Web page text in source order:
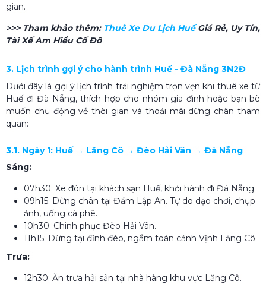
gian.
>>> Tham khảo thêm: Thuê Xe Du Lịch Huế​ Giá Rẻ, Uy Tín,
Tài Xế Am Hiểu Cố Đô
3. Lịch trình gợi ý cho hành trình Huế - Đà Nẵng 3N2Đ
Dưới đây là gợi ý lịch trình trải nghiệm trọn vẹn khi thuê xe từ
Huế đi Đà Nẵng, thích hợp cho nhóm gia đình hoặc bạn bè
muốn chủ động về thời gian và thoải mái dừng chân tham
quan:
3.1. Ngày 1: Huế → Lăng Cô → Đèo Hải Vân → Đà Nẵng
Sáng:
07h30: Xe đón tại khách sạn Huế, khởi hành đi Đà Nẵng.
09h15: Dừng chân tại Đầm Lập An. Tự do dạo chơi, chụp
ảnh, uống cà phê.
10h30: Chinh phục Đèo Hải Vân.
11h15: Dừng tại đỉnh đèo, ngắm toàn cảnh Vịnh Lăng Cô.
Trưa:
12h30: Ăn trưa hải sản tại nhà hàng khu vực Lăng Cô.